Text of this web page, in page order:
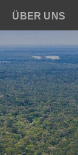
ÜBER UNS